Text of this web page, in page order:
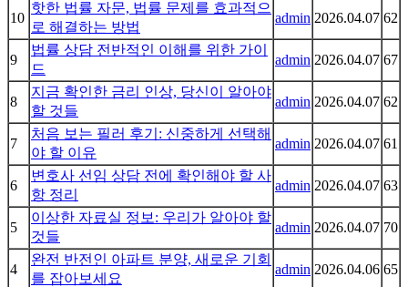
10
핫한 법률 자문, 법률 문제를 효과적으
로 해결하는 방법
admin 2026.04.07 62
9
법률 상담 전반적인 이해를 위한 가이
드
admin 2026.04.07 67
8
지금 확인한 금리 인상, 당신이 알아야
할 것들
admin 2026.04.07 62
7
처음 보는 필러 후기: 신중하게 선택해
야 할 이유
admin 2026.04.07 61
6
변호사 선임 상담 전에 확인해야 할 사
항 정리
admin 2026.04.07 63
5
이상한 자료실 정보: 우리가 알아야 할
것들
admin 2026.04.07 70
4
완전 반전인 아파트 분양, 새로운 기회
를 잡아보세요
admin 2026.04.06 65